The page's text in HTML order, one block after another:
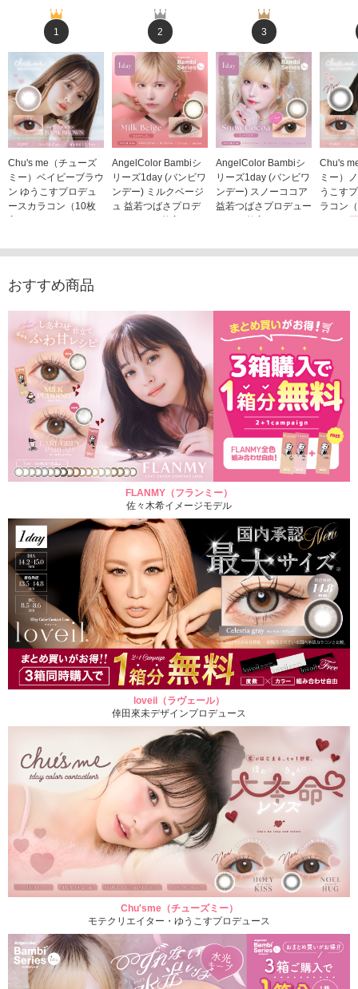
1
Chu's me（チューズ
ミー）ベイビーブラウ
ン ゆうこすプロデュ
ースカラコン（10枚
入り）
2
AngelColor Bambiシ
リーズ1day (バンビワ
ンデー) ミルクベージ
ュ 益若つばさプロデ
ュース（10枚入り）
3
AngelColor Bambiシ
リーズ1day (バンビワ
ンデー) スノーココア
益若つばさプロデュー
ス（10枚入り）
Chu's
ミー）
うこす
ラコン
おすすめ商品
FLANMY（フランミー）
佐々木希イメージモデル
loveil（ラヴェール）
倖田來未デザインプロデュース
Chu'sme（チューズミー）
モテクリエイター・ゆうこすプロデュース